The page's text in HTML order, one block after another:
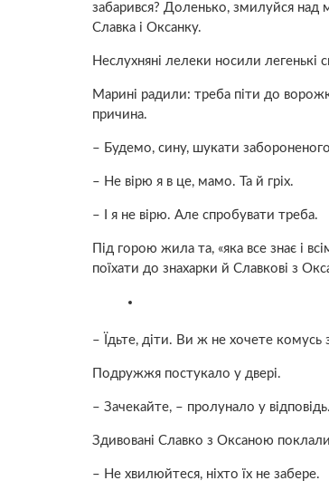
забарився? Доленько, змилуйся над
Славка і Оксанку.
Неслухняні лелеки носили
Марині радили: треба піти до
причина.
– Будемо, сину, шукати
– Не вірю я в це, мамо. Та й гріх.
– І я не вірю. Але спробувати треба.
Під горою жила та, «яка все знає і
поїхати до знaхaрки й Славкові з
– Їдьте, діти. Ви ж не хочете
Подружжя постукало у двері.
– Зачекайте, – пролунало у
Здивовані Славко з Оксаною
– Не хвилюйтеся, ніхто їх не забере.